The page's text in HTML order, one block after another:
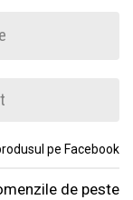
pe Facebook
de peste